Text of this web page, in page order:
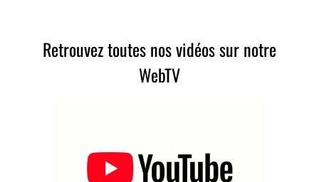
Retrouvez toutes nos vidéos sur notre
WebTV